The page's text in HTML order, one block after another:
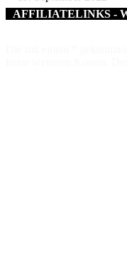
AFFILIATELINKS -